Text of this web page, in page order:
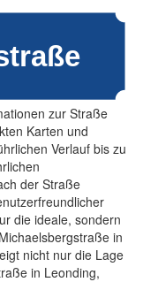
zur Straße
Karten und
Verlauf bis zu
der Straße
die ideale, sondern
in
nicht nur die Lage
in Leonding,